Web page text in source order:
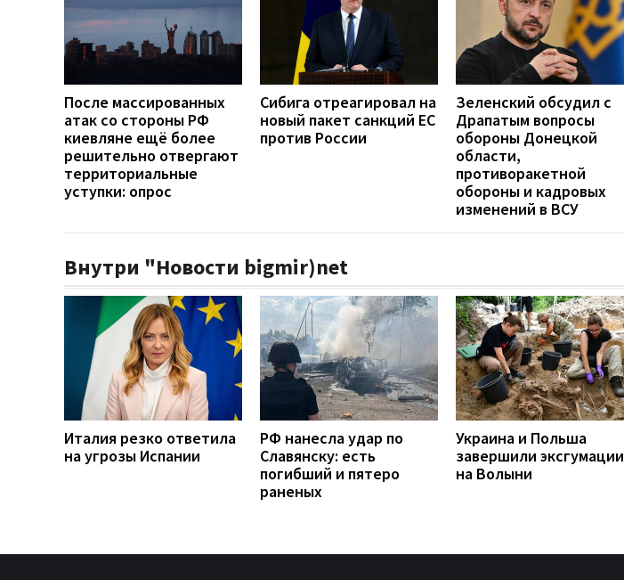
После массированных
атак со стороны РФ
киевляне ещё более
решительно отвергают
территориальные
уступки: опрос
Сибига отреагировал на
новый пакет санкций ЕС
против России
Зеленский обсудил с
Драпатым вопросы
обороны Донецкой
области,
противоракетной
обороны и кадровых
изменений в ВСУ
Внутри "Новости bigmir)net
Италия резко ответила
на угрозы Испании
РФ нанесла удар по
Славянску: есть
погибший и пятеро
раненых
Украина и Польша
завершили эксгумации
на Волыни